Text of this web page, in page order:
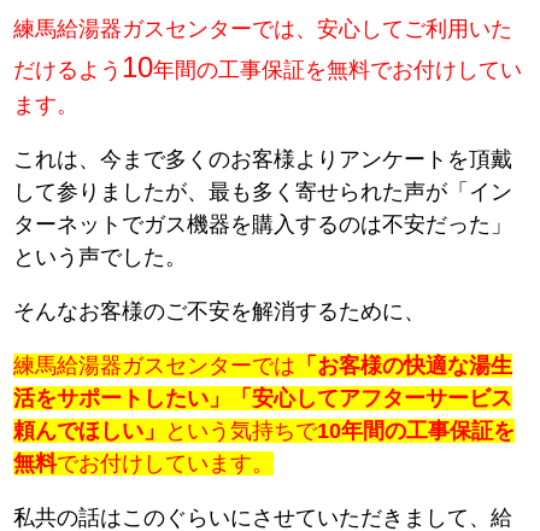
練馬給湯器ガスセンターでは、安心してご利用いた
だけるよう 10年間の工事保証を無料でお付けしてい
ます。
これは、今まで多くのお客様よりアンケートを頂戴
して参りましたが、最も多く寄せられた声が「イン
ターネットでガス機器を購入するのは不安だった」
という声でした。
そんなお客様のご不安を解消するために、
練馬給湯器ガスセンターでは 「お客様の快適な湯生
活をサポートしたい」「安心してアフターサービス
頼んでほしい」
という気持ちで10年間の工事保証を
無料でお付けしています。
私共の話はこのぐらいにさせていただきまして、給